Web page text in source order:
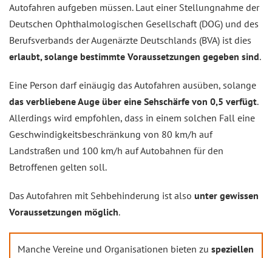
Autofahren aufgeben müssen. Laut einer Stellungnahme der
Deutschen Ophthalmologischen Gesellschaft (DOG) und des
Berufsverbands der Augenärzte Deutschlands (BVA) ist dies
erlaubt, solange bestimmte Voraussetzungen gegeben sind.
Eine Person darf einäugig das Autofahren ausüben, solange
das verbliebene Auge über eine Sehschärfe von 0,5 verfügt.
Allerdings wird empfohlen, dass in einem solchen Fall eine
Geschwindigkeitsbeschränkung von 80 km/h auf
Landstraßen und 100 km/h auf Autobahnen für den
Betroffenen gelten soll.
Das Autofahren mit Sehbehinderung ist also unter gewissen
Voraussetzungen möglich.
Manche Vereine und Organisationen bieten zu speziellen